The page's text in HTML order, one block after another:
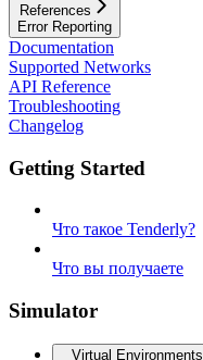
References
Error Reporting
Documentation
Supported Networks
API Reference
Troubleshooting
Changelog
Getting Started
Что такое Tenderly?
Что вы получаете
Simulator
Virtual Environments